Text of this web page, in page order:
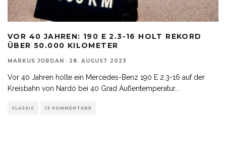
VOR 40 JAHREN: 190 E 2.3-16 HOLT REKORD
ÜBER 50.000 KILOMETER
MARKUS JORDAN · 28. AUGUST 2023
Vor 40 Jahren holte ein Mercedes-Benz 190 E 2.3-16 auf der
Kreisbahn von Nardó bei 40 Grad Außentemperatur...
CLASSIC 13 KOMMENTARE